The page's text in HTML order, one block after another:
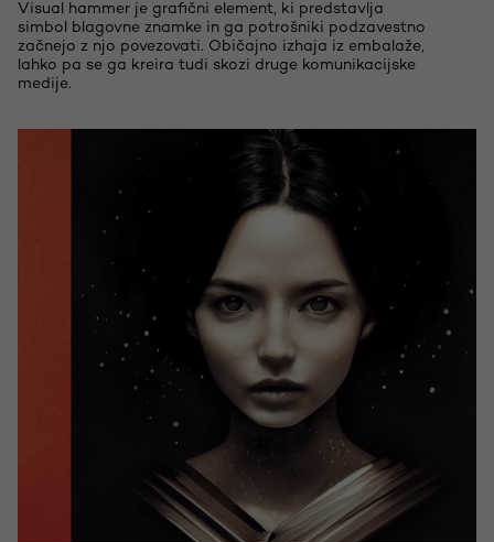
Visual hammer je grafični element, ki predstavlja
simbol blagovne znamke in ga potrošniki podzavestno
začnejo z njo povezovati. Običajno izhaja iz embalaže,
lahko pa se ga kreira tudi skozi druge komunikacijske
medije.